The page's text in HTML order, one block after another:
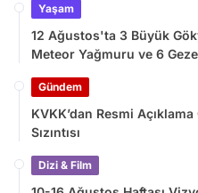
Yaşam
12 Ağustos'ta 3 Büyük
Meteor Yağmuru ve 6
Gündem
KVKK’dan Resmi
Sızıntısı
Dizi & Film